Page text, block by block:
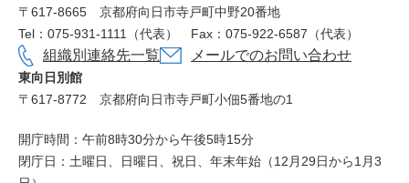
〒617‐8665
京都府向日市寺戸町中野20番地
Tel：075-931-1111（代表）
Fax：075-922-6587（代表）
東向日別館
〒617-8772
京都府向日市寺戸町小佃5番地の1
組織別連絡先一覧 メールでのお問い合わせ
開庁時間：午前8時30分から午後5時15分
閉庁日：土曜日、日曜日、祝日、年末年始（12月29日から1月3